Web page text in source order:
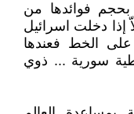
فوائدها من
إذا دخلت اسرائيل
الخط فعندها
سورية ... ذوي